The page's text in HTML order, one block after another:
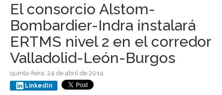
El consorcio Alstom-
Bombardier-Indra instalará
ERTMS nivel 2 en el corredor
Valladolid-León-Burgos
quinta-feira, 24 de abril de 2014
LinkedIn